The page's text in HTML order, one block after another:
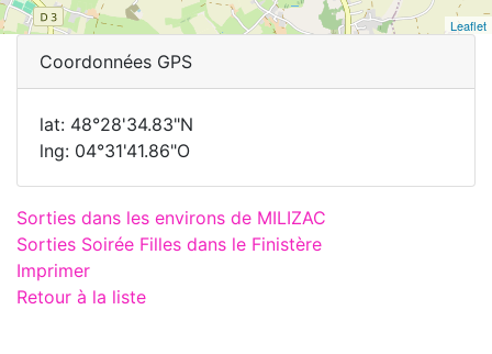
Leaflet
Coordonnées GPS
lat: 48°28'34.83"N
lng: 04°31'41.86"O
Sorties dans les environs de MILIZAC
Sorties Soirée Filles dans le Finistère
Imprimer
Retour à la liste